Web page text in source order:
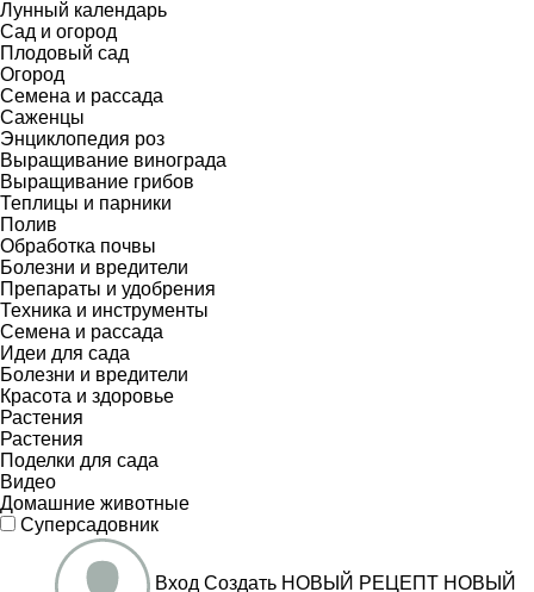
Лунный календарь
Сад и огород
Плодовый сад
Огород
Семена и рассада
Саженцы
Энциклопедия роз
Выращивание винограда
Выращивание грибов
Теплицы и парники
Полив
Обработка почвы
Болезни и вредители
Препараты и удобрения
Техника и инструменты
Семена и рассада
Идеи для сада
Болезни и вредители
Красота и здоровье
Растения
Растения
Поделки для сада
Видео
Домашние животные
Суперсадовник
Вход Создать НОВЫЙ РЕЦЕПТ НОВЫЙ